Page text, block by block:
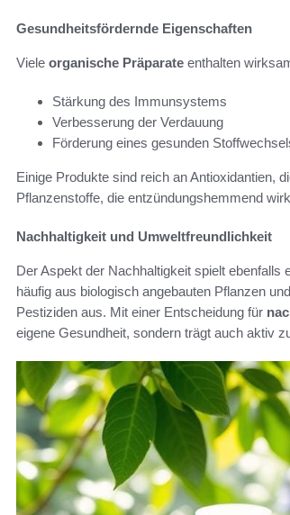
Gesundheitsfördernde Eigenschaften
Viele organische Präparate enthalten
Stärkung des Immunsystems
Verbesserung der Verdauung
Förderung eines gesunden
Einige Produkte sind reich an Antioxidantien,
Pflanzenstoffe, die entzündungshemmend
Nachhaltigkeit und Umweltfreundlichkeit
Der Aspekt der Nachhaltigkeit spielt
häufig aus biologisch angebauten Pflanzen
Pestiziden aus. Mit einer Entscheidung für
eigene Gesundheit, sondern trägt auch aktiv